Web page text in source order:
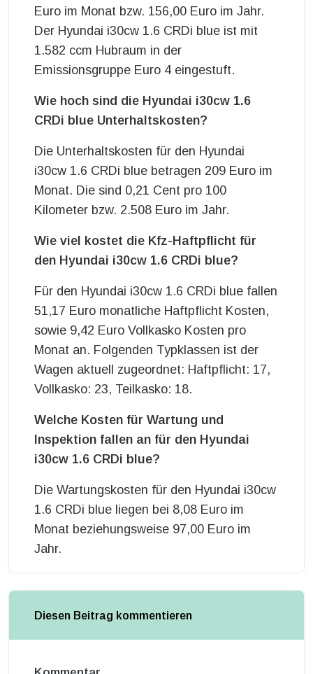
Euro im Monat bzw. 156,00 Euro im Jahr.
Der Hyundai i30cw 1.6 CRDi blue ist mit
1.582 ccm Hubraum in der
Emissionsgruppe Euro 4 eingestuft.
Wie hoch sind die Hyundai i30cw 1.6
CRDi blue Unterhaltskosten?
Die Unterhaltskosten für den Hyundai
i30cw 1.6 CRDi blue betragen 209 Euro im
Monat. Die sind 0,21 Cent pro 100
Kilometer bzw. 2.508 Euro im Jahr.
Wie viel kostet die Kfz-Haftpflicht für
den Hyundai i30cw 1.6 CRDi blue?
Für den Hyundai i30cw 1.6 CRDi blue fallen
51,17 Euro monatliche Haftpflicht Kosten,
sowie 9,42 Euro Vollkasko Kosten pro
Monat an. Folgenden Typklassen ist der
Wagen aktuell zugeordnet: Haftpflicht: 17,
Vollkasko: 23, Teilkasko: 18.
Welche Kosten für Wartung und
Inspektion fallen an für den Hyundai
i30cw 1.6 CRDi blue?
Die Wartungskosten für den Hyundai i30cw
1.6 CRDi blue liegen bei 8,08 Euro im
Monat beziehungsweise 97,00 Euro im
Jahr.
Diesen Beitrag kommentieren